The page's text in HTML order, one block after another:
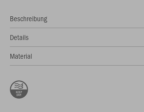
Beschreibung
Details
Material